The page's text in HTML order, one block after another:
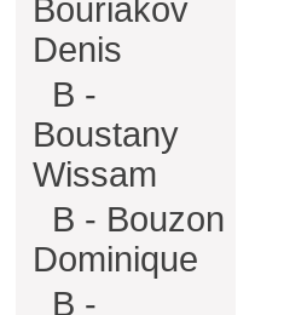
Bouriakov
Denis
B -
Boustany
Wissam
B - Bouzon
Dominique
B -